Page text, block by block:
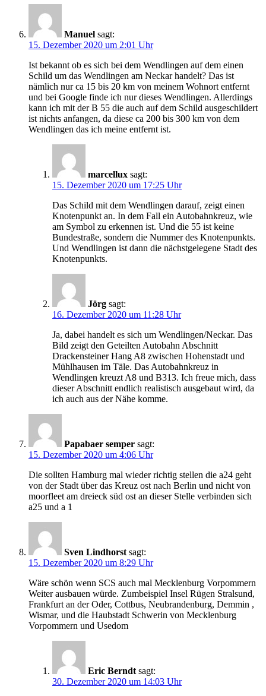
Manuel sagt:
15. Dezember 2020 um 2:01 Uhr
Ist bekannt ob es sich bei dem Wendlingen auf dem einen
Schild um das Wendlingen am Neckar handelt? Das ist
nämlich nur ca 15 bis 20 km von meinem Wohnort entfernt
und bei Google finde ich nur dieses Wendlingen. Allerdings
kann ich mit der B 55 die auch auf dem Schild ausgeschildert
ist nichts anfangen, da diese ca 200 bis 300 km von dem
Wendlingen das ich meine entfernt ist.
marcellux sagt:
15. Dezember 2020 um 17:25 Uhr
Das Schild mit dem Wendlingen darauf, zeigt einen
Knotenpunkt an. In dem Fall ein Autobahnkreuz, wie
am Symbol zu erkennen ist. Und die 55 ist keine
Bundestraße, sondern die Nummer des Knotenpunkts.
Und Wendlingen ist dann die nächstgelegene Stadt des
Knotenpunkts.
Jörg sagt:
16. Dezember 2020 um 11:28 Uhr
Ja, dabei handelt es sich um Wendlingen/Neckar. Das
Bild zeigt den Geteilten Autobahn Abschnitt
Drackensteiner Hang A8 zwischen Hohenstadt und
Mühlhausen im Täle. Das Autobahnkreuz in
Wendlingen kreuzt A8 und B313. Ich freue mich, dass
dieser Abschnitt endlich realistisch ausgebaut wird, da
ich auch aus der Nähe komme.
Papabaer semper sagt:
15. Dezember 2020 um 4:06 Uhr
Die sollten Hamburg mal wieder richtig stellen die a24 geht
von der Stadt über das Kreuz ost nach Berlin und nicht von
moorfleet am dreieck süd ost an dieser Stelle verbinden sich
a25 und a 1
Sven Lindhorst sagt:
15. Dezember 2020 um 8:29 Uhr
Wäre schön wenn SCS auch mal Mecklenburg Vorpommern
Weiter ausbauen würde. Zumbeispiel Insel Rügen Stralsund,
Frankfurt an der Oder, Cottbus, Neubrandenburg, Demmin ,
Wismar, und die Haubstadt Schwerin von Mecklenburg
Vorpommern und Usedom
Eric Berndt sagt:
30. Dezember 2020 um 14:03 Uhr